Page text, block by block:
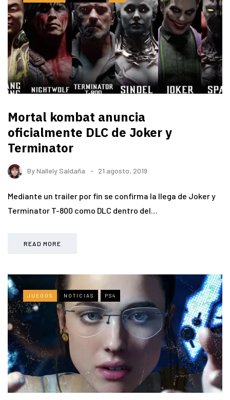
Mortal kombat anuncia
oficialmente DLC de Joker y
Terminator
ByNallely Saldaña 21 agosto, 2019
Mediante un trailer por fin se confirma la llega de Joker y
Terminator T-800 como DLC dentro del…
READ MORE
JUEGOS NOTICIAS PS4